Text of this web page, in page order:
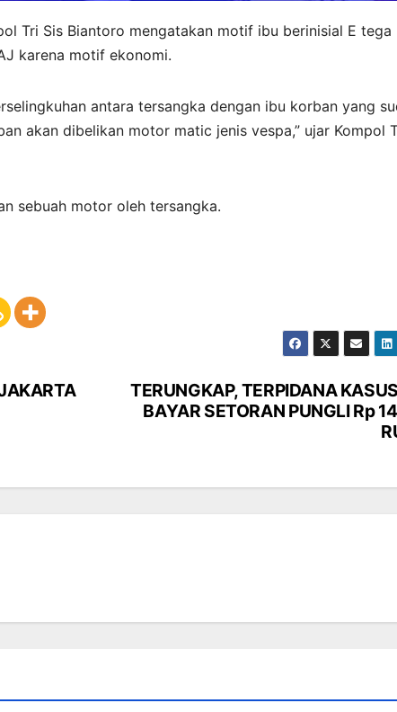
Tri Sis Biantoro mengatakan motif ibu berinisial E tega
karena motif ekonomi.
antara tersangka dengan ibu korban yang
akan dibelikan motor matic jenis vespa,” ujar Kompol
sebuah motor oleh tersangka.
TERUNGKAP, TERPIDANA
BAYAR SETORAN PUNGLI Rp